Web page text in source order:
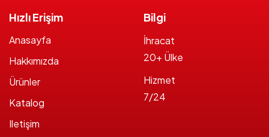
Hızlı Erişim
Anasayfa
Hakkımızda
Ürünler
Katalog
Iletişim
Bilgi
İhracat
20+ Ülke
Hizmet
7/24